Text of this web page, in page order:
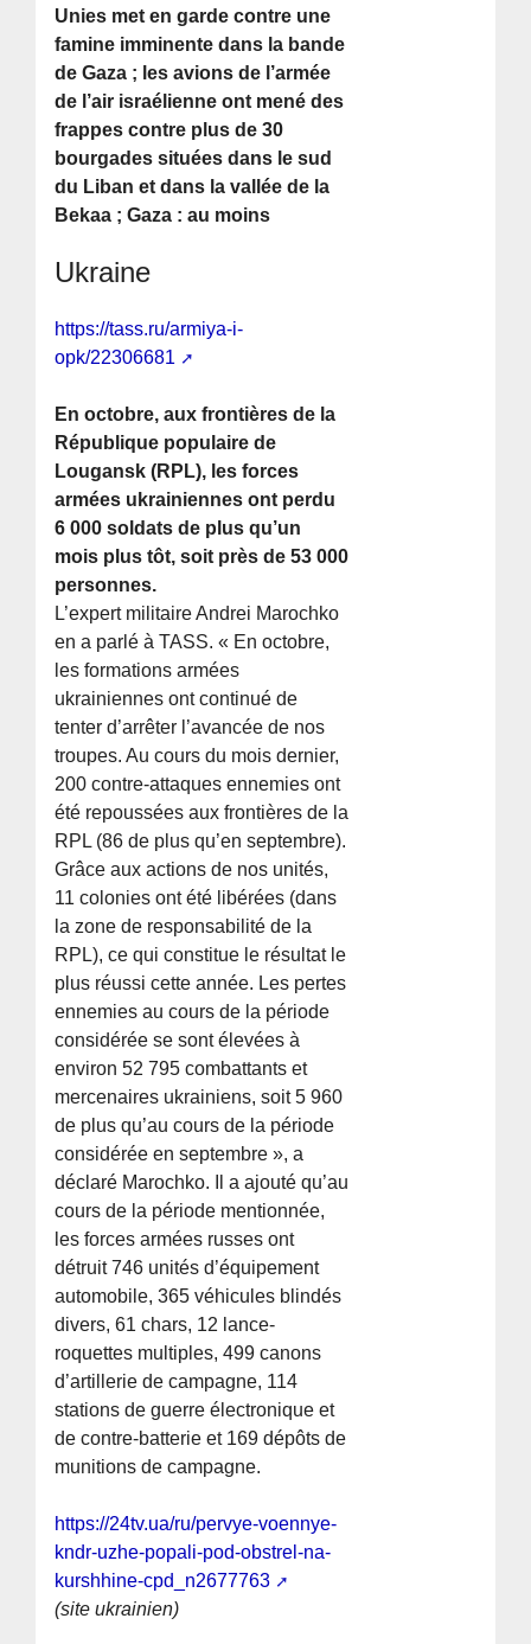
Unies met en garde contre une
famine imminente dans la bande
de Gaza ; les avions de l’armée
de l’air israélienne ont mené des
frappes contre plus de 30
bourgades situées dans le sud
du Liban et dans la vallée de la
Bekaa ; Gaza : au moins
Ukraine
https://tass.ru/armiya-i-
opk/22306681
En octobre, aux frontières de la
République populaire de
Lougansk (RPL), les forces
armées ukrainiennes ont perdu
6 000 soldats de plus qu’un
mois plus tôt, soit près de 53 000
personnes.
L’expert militaire Andrei Marochko
en a parlé à TASS. « En octobre,
les formations armées
ukrainiennes ont continué de
tenter d’arrêter l’avancée de nos
troupes. Au cours du mois dernier,
200 contre-attaques ennemies ont
été repoussées aux frontières de la
RPL (86 de plus qu’en septembre).
Grâce aux actions de nos unités,
11 colonies ont été libérées (dans
la zone de responsabilité de la
RPL), ce qui constitue le résultat le
plus réussi cette année. Les pertes
ennemies au cours de la période
considérée se sont élevées à
environ 52 795 combattants et
mercenaires ukrainiens, soit 5 960
de plus qu’au cours de la période
considérée en septembre », a
déclaré Marochko. Il a ajouté qu’au
cours de la période mentionnée,
les forces armées russes ont
détruit 746 unités d’équipement
automobile, 365 véhicules blindés
divers, 61 chars, 12 lance-
roquettes multiples, 499 canons
d’artillerie de campagne, 114
stations de guerre électronique et
de contre-batterie et 169 dépôts de
munitions de campagne.
https://24tv.ua/ru/pervye-voennye-
kndr-uzhe-popali-pod-obstrel-na-
kurshhine-cpd_n2677763
(site ukrainien)